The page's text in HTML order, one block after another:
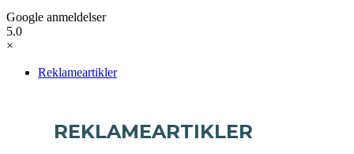
Google anmeldelser
5.0
×
Reklameartikler
REKLAMEARTIKLER